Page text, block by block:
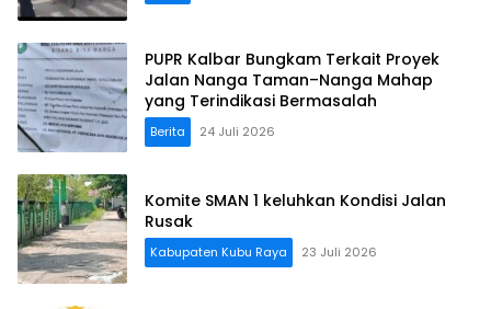
PUPR Kalbar Bungkam Terkait Proyek
Jalan Nanga Taman–Nanga Mahap
yang Terindikasi Bermasalah
Berita 24 Juli 2026
Komite SMAN 1 keluhkan Kondisi Jalan
Rusak
Kabupaten Kubu Raya 23 Juli 2026